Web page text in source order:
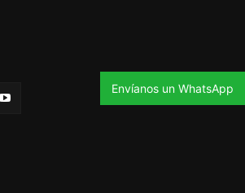
Envíanos un WhatsApp